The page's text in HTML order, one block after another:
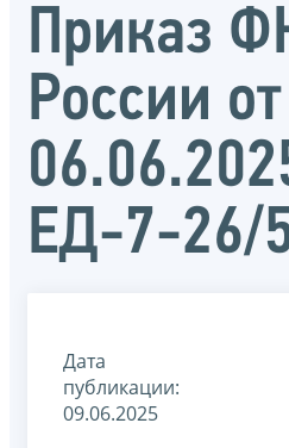
Приказ
России от
ЕД-7-26/
Дата
публикации:
09.06.2025